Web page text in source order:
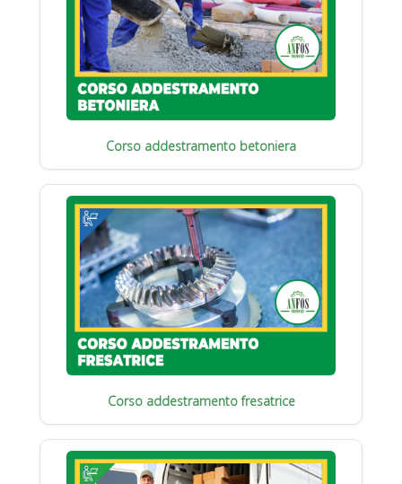
Corso addestramento betoniera
Corso addestramento fresatrice